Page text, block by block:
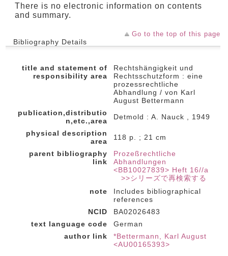
There is no electronic information on contents
and summary.
Go to the top of this page
Bibliography Details
title and statement of
responsibility area
Rechtshängigkeit und
Rechtsschutzform : eine
prozessrechtliche
Abhandlung / von Karl
August Bettermann
publication,distributio
n,etc.,area
Detmold : A. Nauck , 1949
physical description
area
118 p. ; 21 cm
parent bibliography
link
Prozeßrechtliche
Abhandlungen
<BB10027839> Heft 16//a
>>シリーズで再検索する
note
Includes bibliographical
references
NCID
BA02026483
text language code
German
author link
*Bettermann, Karl August
<AU00165393>